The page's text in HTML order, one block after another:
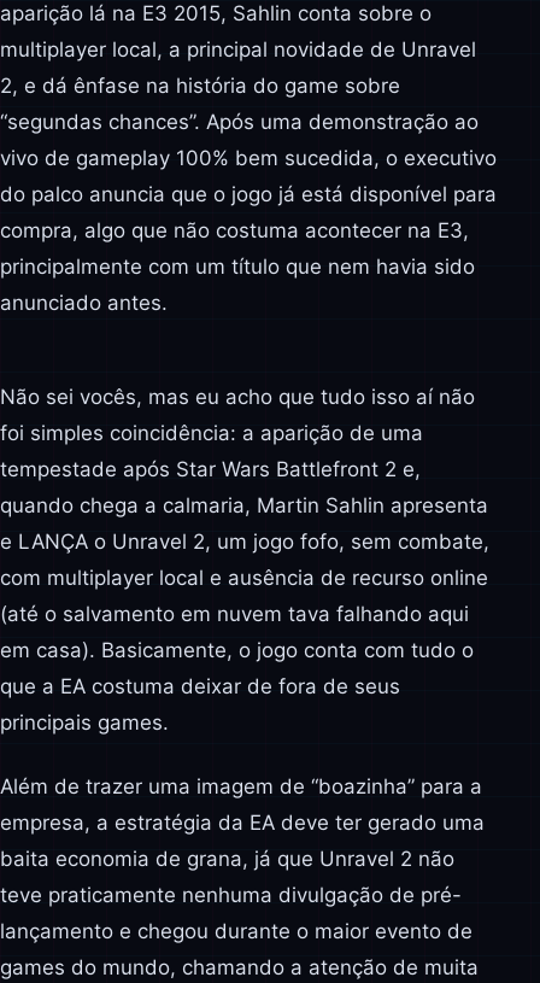
aparição lá na E3 2015, Sahlin conta sobre o
multiplayer local, a principal novidade de Unravel
2, e dá ênfase na história do game sobre
“segundas chances”. Após uma demonstração ao
vivo de gameplay 100% bem sucedida, o executivo
do palco anuncia que o jogo já está disponível para
compra, algo que não costuma acontecer na E3,
principalmente com um título que nem havia sido
anunciado antes.
Não sei vocês, mas eu acho que tudo isso aí não
foi simples coincidência: a aparição de uma
tempestade após Star Wars Battlefront 2 e,
quando chega a calmaria, Martin Sahlin apresenta
e LANÇA o Unravel 2, um jogo fofo, sem combate,
com multiplayer local e ausência de recurso online
(até o salvamento em nuvem tava falhando aqui
em casa). Basicamente, o jogo conta com tudo o
que a EA costuma deixar de fora de seus
principais games.
Além de trazer uma imagem de “boazinha” para a
empresa, a estratégia da EA deve ter gerado uma
baita economia de grana, já que Unravel 2 não
teve praticamente nenhuma divulgação de pré-
lançamento e chegou durante o maior evento de
games do mundo, chamando a atenção de muita